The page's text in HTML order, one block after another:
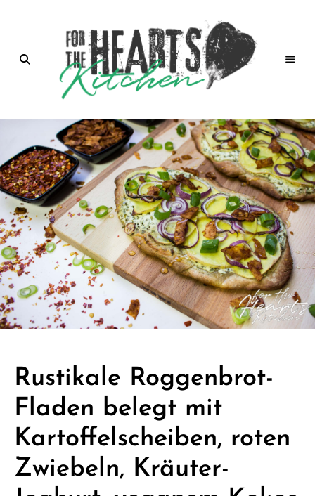
for the
Hearts
Kitchen |
die
Küche
mit Herz
von
Christian
Schäfer.
einfache
vegane
Rezepte
für jeden
Tag
Rustikale Roggenbrot-
Fladen belegt mit
Kartoffelscheiben, roten
Zwiebeln, Kräuter-